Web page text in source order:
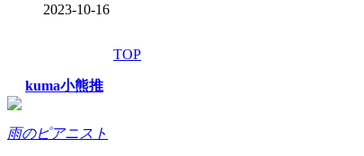
2023-10-16
TOP
kuma小熊推
雨のピアニスト